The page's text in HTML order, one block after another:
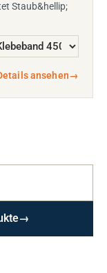
Staub&hellip;
ansehen→
→